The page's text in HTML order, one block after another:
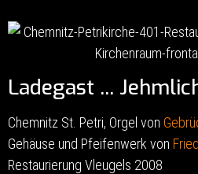
Ladegast ...
Chemnitz St. Petri, Orgel von
Gehäuse und Pfeifenwerk von
Restaurierung Vleugels 2008